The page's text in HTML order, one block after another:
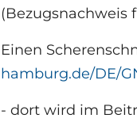
(Bezugsnachweis
Einen
hamburg.de/DE/
- dort wird im